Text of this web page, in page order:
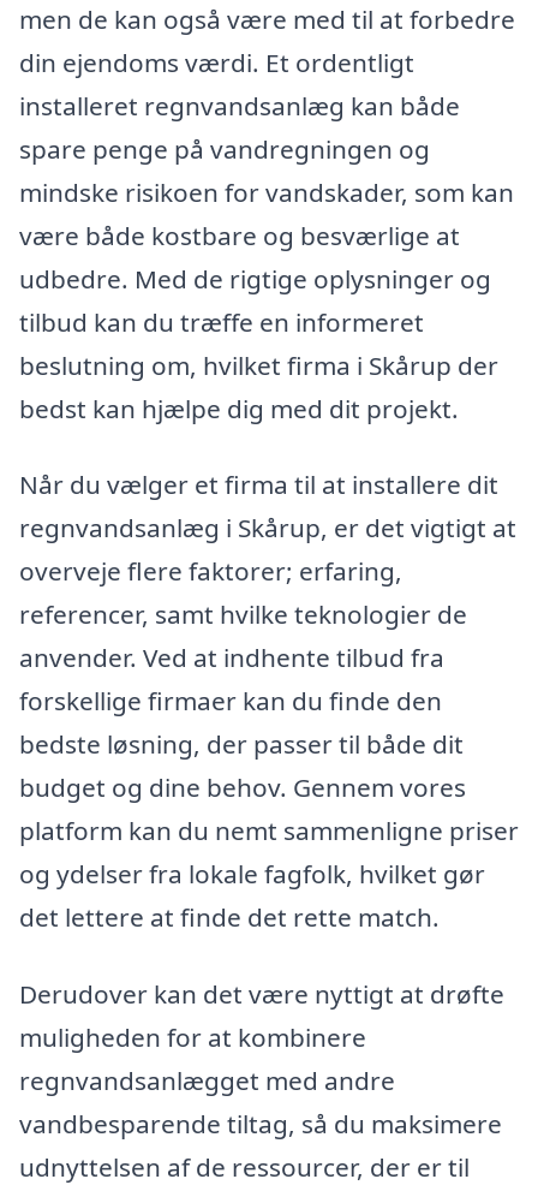
men de kan også være med til at forbedre
din ejendoms værdi. Et ordentligt
installeret regnvandsanlæg kan både
spare penge på vandregningen og
mindske risikoen for vandskader, som kan
være både kostbare og besværlige at
udbedre. Med de rigtige oplysninger og
tilbud kan du træffe en informeret
beslutning om, hvilket firma i Skårup der
bedst kan hjælpe dig med dit projekt.
Når du vælger et firma til at installere dit
regnvandsanlæg i Skårup, er det vigtigt at
overveje flere faktorer; erfaring,
referencer, samt hvilke teknologier de
anvender. Ved at indhente tilbud fra
forskellige firmaer kan du finde den
bedste løsning, der passer til både dit
budget og dine behov. Gennem vores
platform kan du nemt sammenligne priser
og ydelser fra lokale fagfolk, hvilket gør
det lettere at finde det rette match.
Derudover kan det være nyttigt at drøfte
muligheden for at kombinere
regnvandsanlægget med andre
vandbesparende tiltag, så du maksimere
udnyttelsen af de ressourcer, der er til